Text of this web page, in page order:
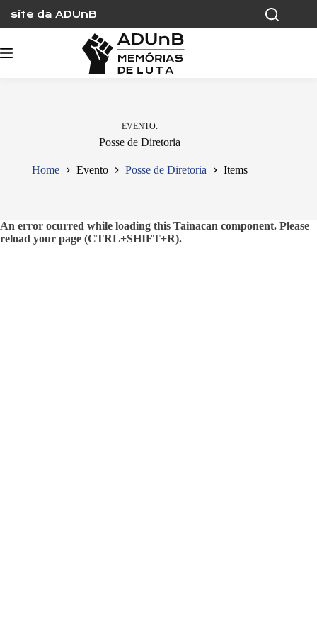
content
site da ADUnB
EVENTO
Posse de Diretoria
Home Evento Posse de Diretoria Items
An error ocurred while loading this Tainacan component. Please
reload your page (CTRL+SHIFT+R).